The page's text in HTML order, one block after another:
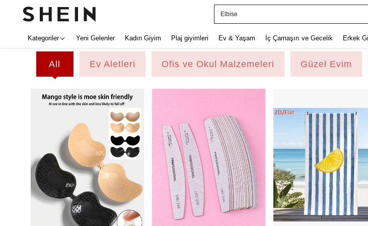
Elbise
Kategoriler Yeni Gelenler Kadın Giyim Plaj giyimleri Ev & Yaşam İç Çamaşırı ve Gecelik Erkek
All Ev Aletleri Ofis ve Okul Malzemeleri Güzel Evim